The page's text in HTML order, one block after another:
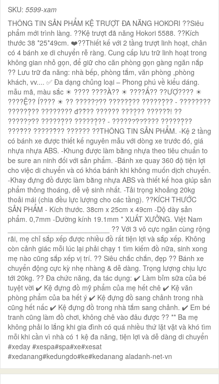
SKU: 5599-xam
THÔNG TIN SẢN PHẨM KỆ TRƯỢT ĐA NĂNG HOKORI ??Siêu
phẩm mới trình làng. ??Kệ trượt đã năng Hokori 5588. ??Kích
thước 38 *25*49cm. ❤️‍??Thiết kế với 2 tầng trượt linh hoạt, chân
có 4 bánh xe di chuyển rễ ràng. Cung cấp lưu trữ linh hoạt trong
không gian nhỏ gọn, để giữ cho căn phòng gọn gàng ngăn nắp
?? Lưu trữ đa năng: nhà bếp, phòng tắm, văn phòng ,phòng
khách, vv.... ✅ Đa dạng chủng loại – Phong phú về kiểu dáng.
mẫu mã, màu sắc ☀ ???? ????À?? ☀ ????Ấ?? ??ƯỢ???? ☀
????Ệ?? Í???? ☀ ?? ??????̛̣?? ??????̣̂?? ??????̣̂?? - ????????
??????̣̂?? ???????? đ??̂́?? ?????? ????̣?? ??????̀! ??
??????̛̣?? ??????̣̂?? ??????̣̂?? - ??????̛??̛???? ??????̣̂??
????̉?? ??????̂̀?? ?????? ??THÔNG TIN SẢN PHẨM. -Kệ 2 tầng
có bánh xe được thiết kế nguyên mẫu với dòng xe trước đó, giá
nhựa nhựa ABS. -Khung được làm bằng nhựa theo tiêu chuẩn to
be sure an ninh đối với sản phẩm. -Bánh xe quay 360 độ tiện lợi
cho việc di chuyển và có khóa bánh khi không muốn dịch chuyển.
-Khay đựng đồ được làm bằng nhựa ABS và thiết kế hoa giúp sản
phẩm thông thoáng, dễ vệ sinh nhất. -Tải trọng khoảng 20kg
thoải mái (chia đều lực lượng cho các tầng). ??KÍCH THƯỚC
SẢN PHẨM - Kích thước. 38cm x 25cm x 49cm -Dộ dày sản
phẩm. 0,7mm -Dường kính 19.1mm * XUẤT XƯỞNG. Việt Nam
__________________________ ?? Với 3 vô cực ngăn cùng rộng
rãi, mẹ chỉ sắp xếp được nhiều đồ rất tiện lợi và sắp xếp. Không
còn cảnh giác mỗi lúc lại phải chạy 1 tìm kiếm đồ nữa, sinh xong
mẹ nào cũng sắp xếp vị trí. ?? Siêu chắc chắn, đẹp ?? Bánh xe
chuyển động cực kỳ nhẹ nhàng & dễ dàng. Trọng lượng chịu lực
tới 20kg. ?? Đa chức năng, đa tác dụng: ✔️ Làm bỉm sữa của bé
tuyệt vời ✔️ Kệ đựng đồ mỹ phẩm của mẹ hết chê ✔️ Kệ văn
phòng phẩm của ba hết ý ✔️ Kệ đựng đồ sang chảnh trong nhà
cũng hết nấc ✔️ Kệ đựng đồ trong nhà tắm sang chảnh. ✔️ Em bé
tranh cũng làm đồ chơi, không chê vào đâu được ?? ** Ba mẹ
không phải lo lắng khi gia đình có quá nhiều thứ lặt vặt và khó tìm
mỗi khi cần vì nhà có 1 kệ đa năng, tiện lợi và dễ dàng di chuyển
#xeday #xespa#spa#xe#xesat
#xedanang#kedungdo#ke#kedanang aladanh-net-vn